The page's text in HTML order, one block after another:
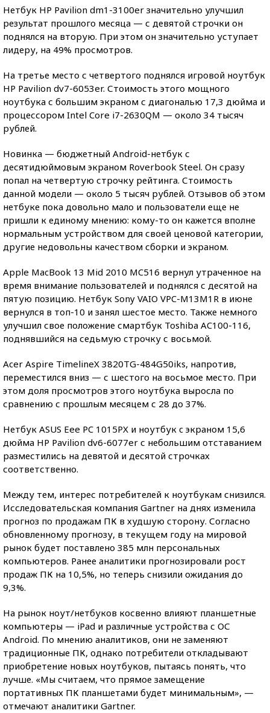
Нетбук HP Pavilion dm1-3100er значительно улучшил
результат прошлого месяца — с девятой строчки он
поднялся на вторую. При этом он значительно уступает
лидеру, на 49% просмотров.
На третье место с четвертого поднялся игровой ноутбук
HP Pavilion dv7-6053er. Стоимость этого мощного
ноутбука с большим экраном с диагональю 17,3 дюйма и
процессором Intel Core i7-2630QM — около 34 тысяч
рублей.
Новинка — бюджетный Android-нетбук с
десятидюймовым экраном Roverbook Steel. Он сразу
попал на четвертую строчку рейтинга. Стоимость
данной модели — около 5 тысяч рублей. Отзывов об этом
нетбуке пока довольно мало и пользователи еще не
пришли к единому мнению: кому-то он кажется вполне
нормальным устройством для своей ценовой категории,
другие недовольны качеством сборки и экраном.
Apple MacBook 13 Mid 2010 MC516 вернул утраченное на
время внимание пользователей и поднялся с десятой на
пятую позицию. Нетбук Sony VAIO VPC-M13M1R в июне
вернулся в топ-10 и занял шестое место. Также немного
улучшил свое положение смартбук Toshiba AC100-116,
поднявшийся на седьмую строчку с восьмой.
Acer Aspire TimelineX 3820TG-484G50iks, напротив,
переместился вниз — с шестого на восьмое место. При
этом доля просмотров этого ноутбука выросла по
сравнению с прошлым месяцем с 28 до 37%.
Нетбук ASUS Eee PC 1015PX и ноутбук c экраном 15,6
дюйма HP Pavilion dv6-6077er с небольшим отставанием
разместились на девятой и десятой строчках
соответственно.
Между тем, интерес потребителей к ноутбукам снизился.
Исследовательская компания Gartner на днях изменила
прогноз по продажам ПК в худшую сторону. Согласно
обновленному прогнозу, в текущем году на мировой
рынок будет поставлено 385 млн персональных
компьютеров. Ранее аналитики прогнозировали рост
продаж ПК на 10,5%, но теперь снизили ожидания до
9,3%.
На рынок ноут/нетбуков косвенно влияют планшетные
компьютеры — iPad и различные устройства с ОС
Android. По мнению аналитиков, они не заменяют
традиционные ПК, однако потребители откладывают
приобретение новых ноутбуков, пытаясь понять, что
лучше. «Мы считаем, что прямое замещение
портативных ПК планшетами будет минимальным», —
отмечают аналитики Gartner.